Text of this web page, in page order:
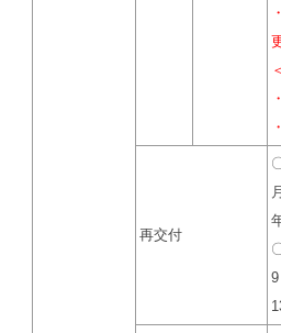
再交付